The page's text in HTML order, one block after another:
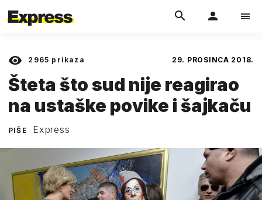
2965 prikaza 29. PROSINCA 2018.
Šteta što sud nije reagirao
na ustaške povike i šajkaču
PIŠE Express